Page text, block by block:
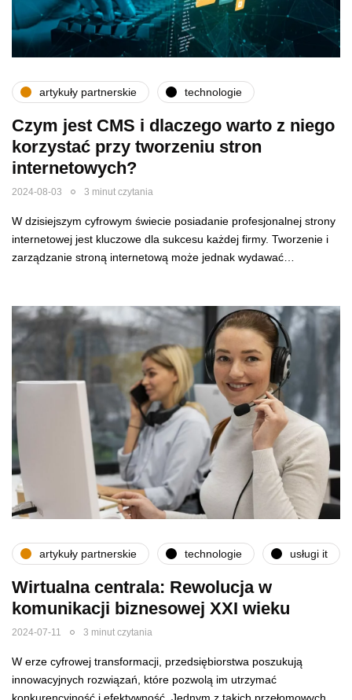
artykuły partnerskie technologie
Czym jest CMS i dlaczego warto z niego
korzystać przy tworzeniu stron
internetowych?
2024-08-03 3 minut czytania
W dzisiejszym cyfrowym świecie posiadanie profesjonalnej strony
internetowej jest kluczowe dla sukcesu każdej firmy. Tworzenie i
zarządzanie stroną internetową może jednak wydawać…
artykuły partnerskie technologie usługi it
Wirtualna centrala: Rewolucja w
komunikacji biznesowej XXI wieku
2024-07-11 3 minut czytania
W erze cyfrowej transformacji, przedsiębiorstwa poszukują
innowacyjnych rozwiązań, które pozwolą im utrzymać